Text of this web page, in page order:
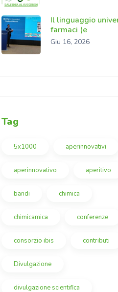
Il linguaggio
farmaci (e
Giu 16, 2026
Tag
5x1000 aperinnovativi
aperinnovativo aperitivo
bandi chimica
chimicamica conferenze
consorzio ibis contributi
Divulgazione
divulgazione scientifica